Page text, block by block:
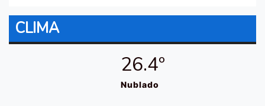
CLIMA
26.4º
Nublado